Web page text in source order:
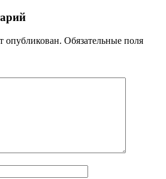
опубликован. Обязательные поля